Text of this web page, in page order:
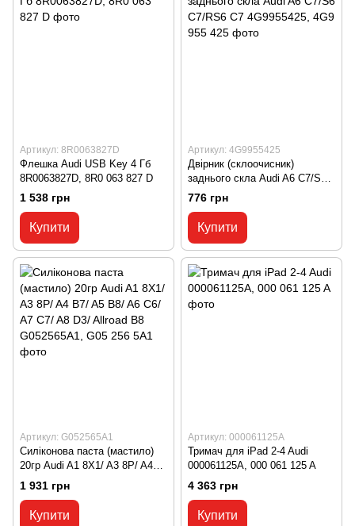
Артикул: 8R0063827D
Флешка Audi USB Key 4 Гб
8R0063827D, 8R0 063 827 D
1 538 грн
Купити
Артикул: 4G9955425
Двірник (склоочисник)
заднього скла Audi A6 C7/S6
C7/RS6 С7 4G9955425, 4G9
955 425
776 грн
Купити
Артикул: G052565A1
Силіконова паста (мастило)
20гр Audi A1 8X1/ A3 8P/ A4
B7/ A5 B8/ A6 C6/ A7 C7/ A8
D3/ Allroad B8 G052565A1,
G05 256 5A1
1 931 грн
Купити
Артикул: 000061125A
Тримач для iPad 2-4 Audi
000061125A, 000 061 125 A
4 363 грн
Купити